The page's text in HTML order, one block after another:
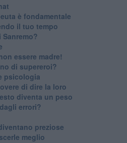
è fondamentale
il tuo tempo
essere madre!
di supereroi?
psicologia
di dire la loro
diventa un peso
errori?
preziose
meglio